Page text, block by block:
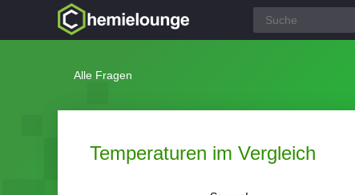
Alle Fragen
Temperaturen im Vergleich